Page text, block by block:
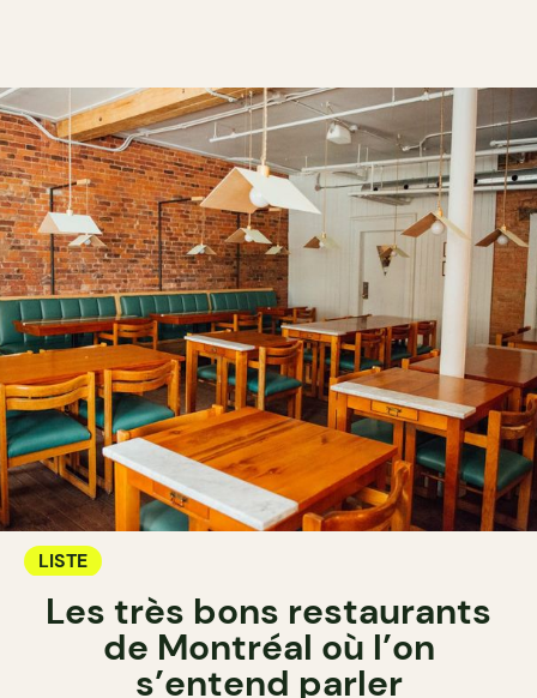
LISTE
Les très bons restaurants
de Montréal où l’on
s’entend parler